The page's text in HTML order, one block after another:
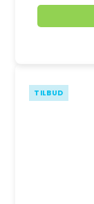
TILBUD